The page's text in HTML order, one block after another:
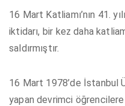
16 Mart Katliamı’nın 41.
iktidarı, bir kez daha
saldırmıştır.
16 Mart 1978’de İstanbul
yapan devrimci